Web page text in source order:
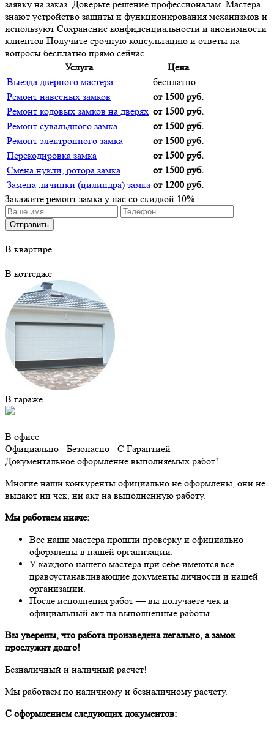
заявку на заказ. Доверьте решение профессионалам. Мастера
знают устройство защиты и функционирования механизмов и
используют Сохранение конфиденциальности и анонимности
клиентов Получите срочную консультацию и ответы на
вопросы бесплатно прямо сейчас
Услуга
Цена
Выезда дверного мастера
бесплатно
Ремонт навесных замков
от 1500 руб.
Ремонт кодовых замков на дверях от 1500 руб.
Ремонт сувальдного замка
от 1500 руб.
Ремонт электронного замка
от 1500 руб.
Перекодировка замка
от 1500 руб.
Смена нукли, ротора замка
от 1500 руб.
Замена личинки (цилиндра) замка от 1200 руб.
Закажите ремонт замка у нас со скидкой 10%
В квартире
В коттедже
В гараже
В офисе
Официально - Безопасно - С Гарантией
Документальное оформление выполняемых работ!
Многие наши конкуренты официально не оформлены, они не
выдают ни чек, ни акт на выполненную работу.
Мы работаем иначе:
Все наши мастера прошли проверку и официально
оформлены в нашей организации.
У каждого нашего мастера при себе имеются все
правоустанавливающие документы личности и нашей
организации.
После исполнения работ — вы получаете чек и
официальный акт на выполненные работы.
Вы уверены, что работа произведена легально, а замок
прослужит долго!
Безналичный и наличный расчет!
Мы работаем по наличному и безналичному расчету.
C оформлением следующих документов: